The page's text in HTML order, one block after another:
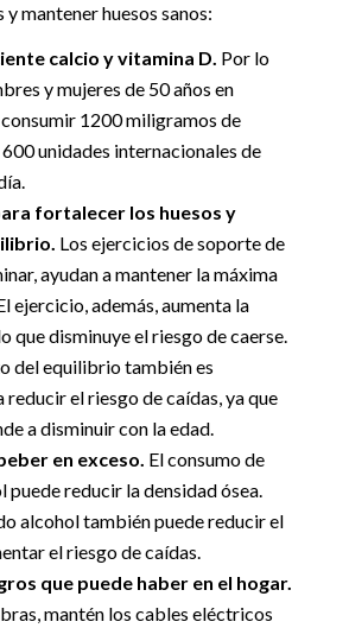
mantener huesos sanos:
calcio y vitamina D. Por lo
y mujeres de 50 años en
1200 miligramos de
unidades internacionales de
fortalecer los huesos y
Los ejercicios de soporte de
ayudan a mantener la máxima
ejercicio, además, aumenta la
que disminuye el riesgo de caerse.
del equilibrio también es
el riesgo de caídas, ya que
a disminuir con la edad.
en exceso. El consumo de
puede reducir la densidad ósea.
alcohol también puede reducir el
el riesgo de caídas.
que puede haber en el hogar.
mantén los cables eléctricos